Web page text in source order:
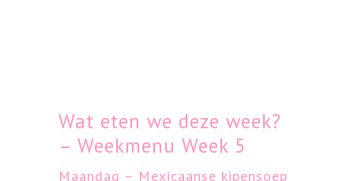
Wat eten we deze week?
– Weekmenu Week 5
Maandag – Mexicaanse kipensoep